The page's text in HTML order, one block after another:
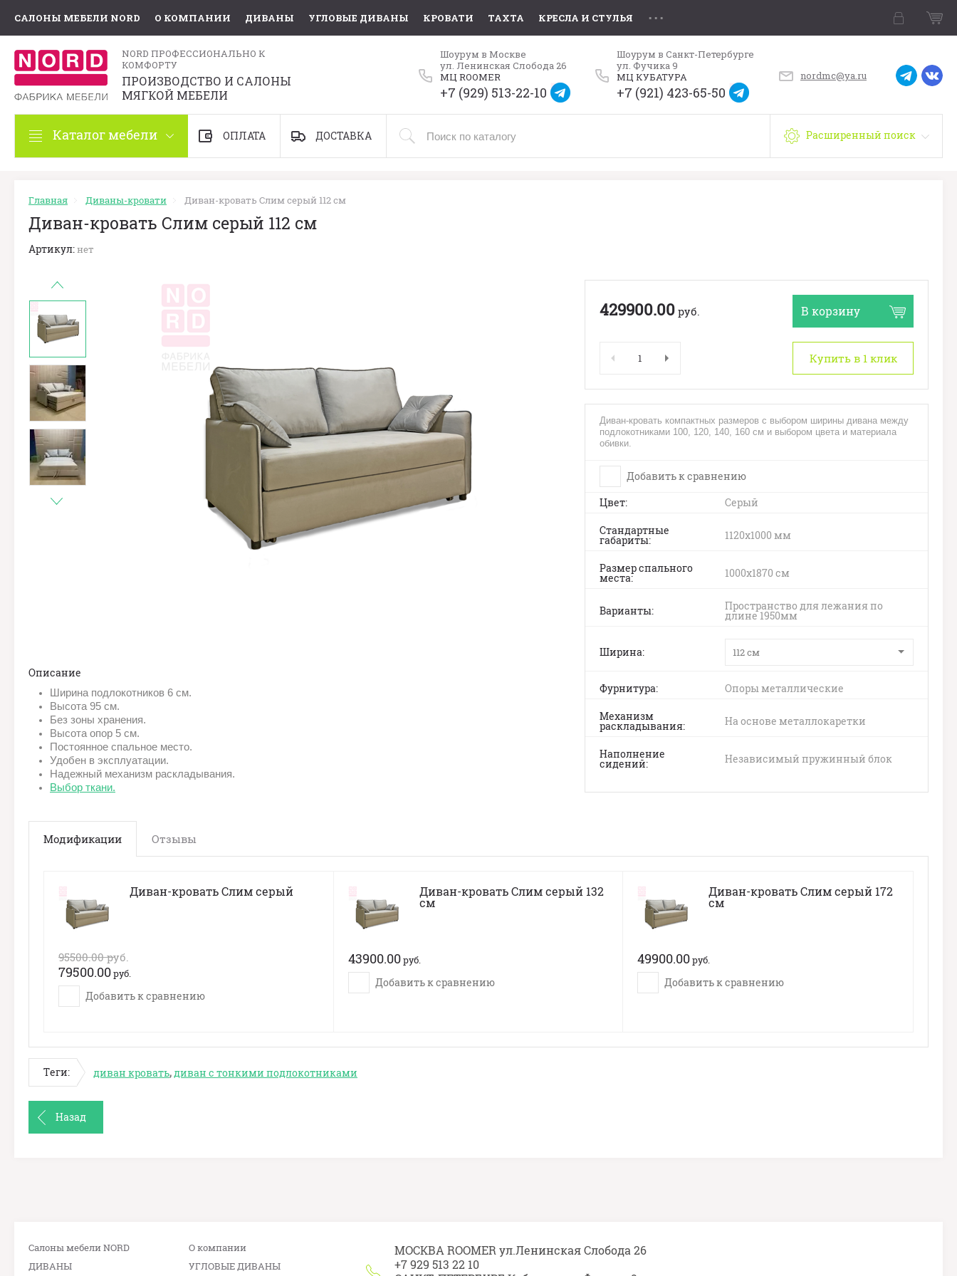
САЛОНЫ МЕБЕЛИ NORD О КОМПАНИИ ДИВАНЫ УГЛОВЫЕ ДИВАНЫ КРОВАТИ ТАХТА КРЕСЛА И СТУЛЬЯ
NORD ПРОФЕССИОНАЛЬНО К
КОМФОРТУ
ПРОИЗВОДСТВО И САЛОНЫ
МЯГКОЙ МЕБЕЛИ
Шоурум в Москве
ул. Ленинская Слобода 26
МЦ ROOMER
+7 (929) 513-22-10
Шоурум в Санкт-Петербурге
ул. Фучика 9
МЦ КУБАТУРА
+7 (921) 423-65-50
nordmc@ya.ru
Каталог мебели ОПЛАТА ДОСТАВКА Расширенный поиск
Главная Диваны-кровати Диван-кровать Слим серый 112 см
Диван-кровать Слим серый 112 см
Артикул:нет
Описание
Ширина подлокотников 6 см.
Высота 95 см.
Без зоны хранения.
Высота опор 5 см.
Постоянное спальное место.
Удобен в эксплуатации.
Надежный механизм раскладывания.
Выбор ткани.
429900.00 руб. В корзину
Купить в 1 клик
Диван-кровать компактных размеров с выбором ширины дивана между
подлокотниками 100, 120, 140, 160 см и выбором цвета и материала
обивки.
Добавить к сравнению
Цвет
Серый
Стандартные
габариты 1120x1000 мм
Размер спального
места 1000x1870 см
Варианты Пространство для лежания по
длине 1950мм
Ширина 112 см
Фурнитура Опоры металлические
Механизм
раскладывания На основе металлокаретки
Наполнение
сидений Независимый пружинный блок
Модификации Отзывы
Диван-кровать Слим серый
95500.00руб.
79500.00руб.
Добавить к сравнению
Диван-кровать Слим серый 132
см
43900.00руб.
Добавить к сравнению
Диван-кровать Слим серый 172
см
49900.00руб.
Добавить к сравнению
Теги: диван кровать,диван с тонкими подлокотниками
Назад
Салоны мебели NORD
О компании
ДИВАНЫ
УГЛОВЫЕ ДИВАНЫ
МОСКВА ROOMER ул.Ленинская Слобода 26
+7 929 513 22 10